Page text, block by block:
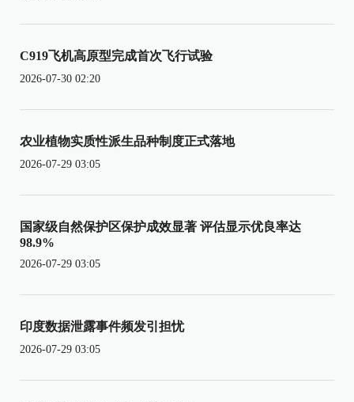
C919飞机高原型完成首次飞行试验
2026-07-30 02:20
农业植物实质性派生品种制度正式落地
2026-07-29 03:05
国家级自然保护区保护成效显著 评估显示优良率达
98.9%
2026-07-29 03:05
印度数据泄露事件频发引担忧
2026-07-29 03:05